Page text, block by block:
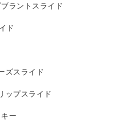
ラントスライド
ド
ズスライド
ップスライド
ー